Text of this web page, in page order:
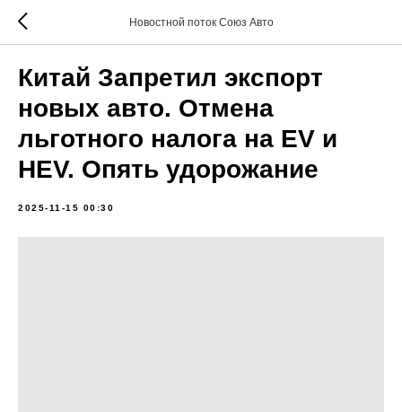
Новостной поток Союз Авто
Китай Запретил экспорт
новых авто. Отмена
льготного налога на EV и
HEV. Опять удорожание
2025-11-15 00:30